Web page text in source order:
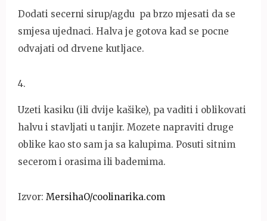
Dodati secerni sirup/agdu pa brzo mjesati da se
smjesa ujednaci. Halva je gotova kad se pocne
odvajati od drvene kutljace.
4.
Uzeti kasiku (ili dvije kašike), pa vaditi i oblikovati
halvu i stavljati u tanjir. Mozete napraviti druge
oblike kao sto sam ja sa kalupima. Posuti sitnim
secerom i orasima ili bademima.
Izvor: MersihaO/coolinarika.com